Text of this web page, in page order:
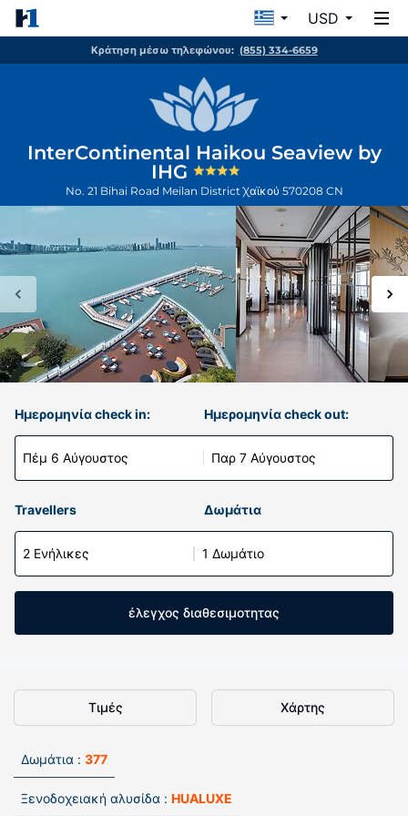
USD
Κράτηση μέσω τηλεφώνου: (855) 334-6659
InterContinental Haikou Seaview by
IHG
No. 21 Bihai Road Meilan DistrictΧαϊκού 570208 CN
Ημερομηνία check in:
Πέμ 6 Αύγουστος
Ημερομηνία check out:
Παρ 7 Αύγουστος
Travellers Δωμάτια
2 Ενήλικες 1 Δωμάτιο
έλεγχος διαθεσιμοτητας
Τιμές Χάρτης
Δωμάτια : 377
Ξενοδοχειακή αλυσίδα : HUALUXE